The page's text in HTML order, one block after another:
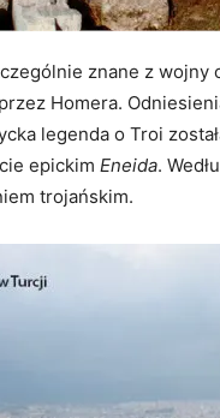
znane z wojny
Homera.
legenda o Troi
epickim Eneida.
trojańskim.